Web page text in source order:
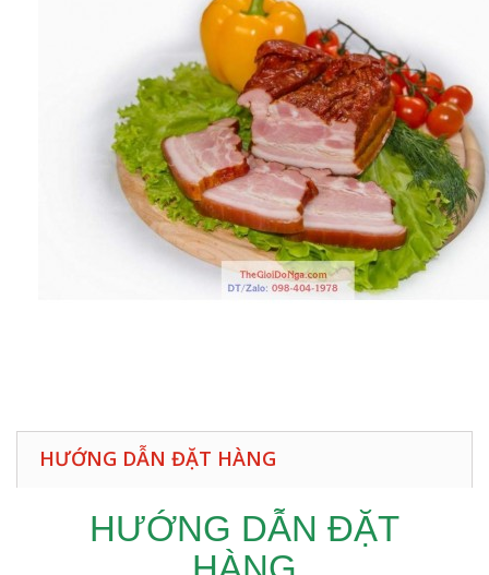
HƯỚNG DẪN ĐẶT HÀNG
HƯỚNG DẪN ĐẶT